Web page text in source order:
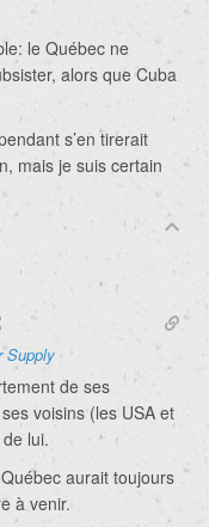
le Québec ne
alors que Cuba
s’en tirerait
mais je suis certain
Supply
de ses
voisins (les USA et
lui.
aurait toujours
à venir.